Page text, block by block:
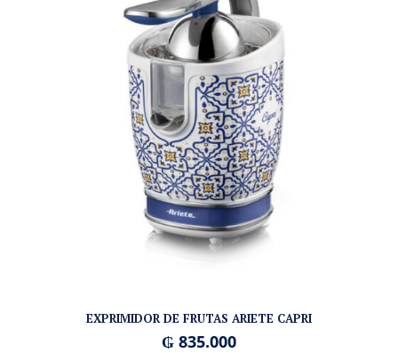
EXPRIMIDOR DE FRUTAS ARIETE CAPRI
₲ 835.000